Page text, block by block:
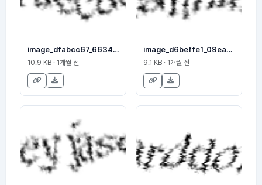
image_dfabcc67_6634ef9ad9
10.9 KB · 1개월 전
image_d6beffe1_09eab9230e
9.1 KB · 1개월 전